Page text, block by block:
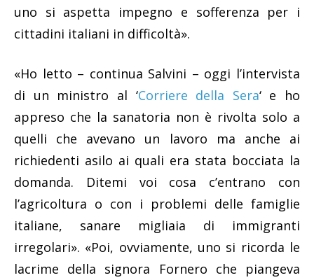
uno si aspetta impegno e sofferenza per i
cittadini italiani in difficoltà».
«Ho letto – continua Salvini – oggi l’intervista
di un ministro al ‘Corriere della Sera‘ e ho
appreso che la sanatoria non è rivolta solo a
quelli che avevano un lavoro ma anche ai
richiedenti asilo ai quali era stata bocciata la
domanda. Ditemi voi cosa c’entrano con
l’agricoltura o con i problemi delle famiglie
italiane, sanare migliaia di immigranti
irregolari». «Poi, ovviamente, uno si ricorda le
lacrime della signora Fornero che piangeva